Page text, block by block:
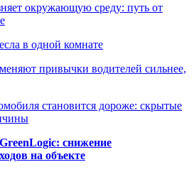
окружающую среду: путь от
в одной комнате
привычки водителей сильнее,
становится дороже: скрытые
снижение
на объекте